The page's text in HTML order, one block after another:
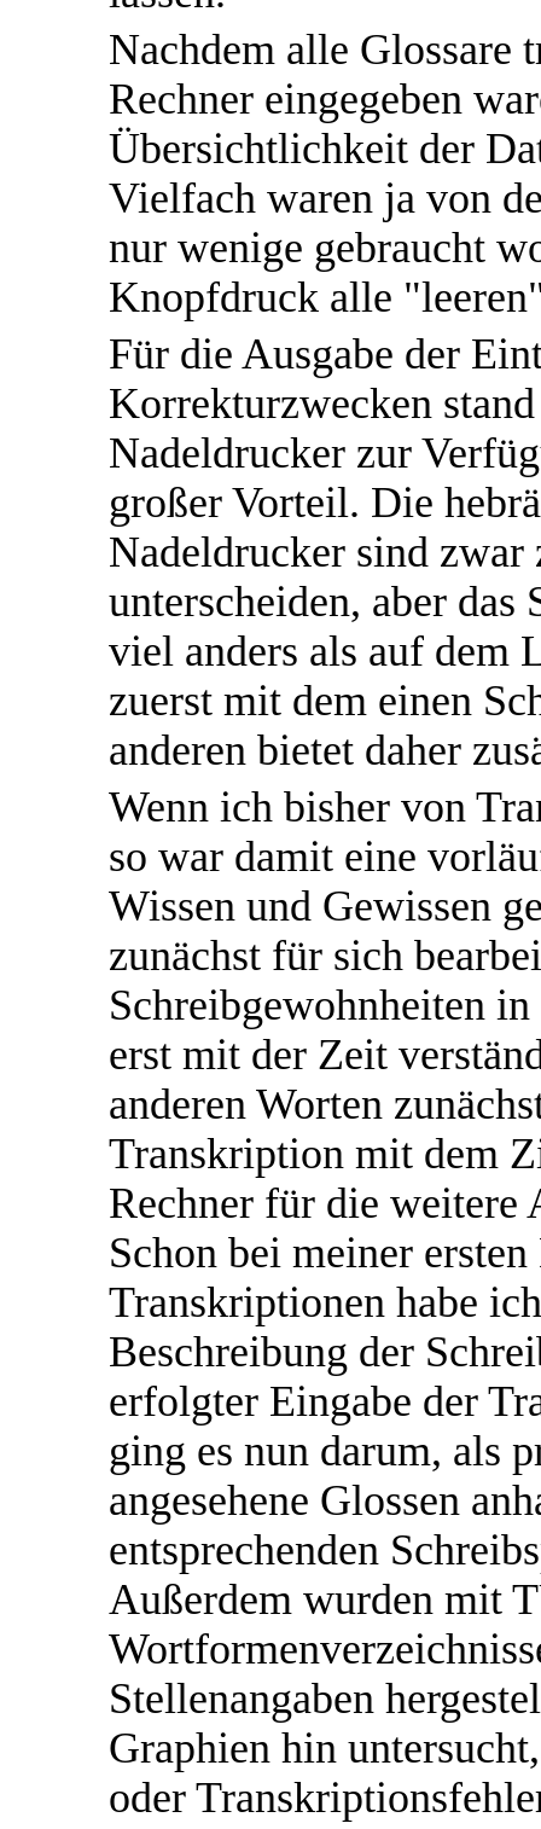
Nachdem alle Glossare
Rechner eingegeben
Übersichtlichkeit der
Vielfach waren ja von
nur wenige gebraucht
Knopfdruck alle
Für die Ausgabe der
Korrekturzwecken
Nadeldrucker zur
großer Vorteil. Die
Nadeldrucker sind
unterscheiden, aber
viel anders als auf dem
zuerst mit dem einen
anderen bietet daher
Wenn ich bisher von
so war damit eine
Wissen und Gewissen
zunächst für sich
Schreibgewohnheiten
erst mit der Zeit
anderen Worten
Transkription mit dem
Rechner für die weitere
Schon bei meiner
Transkriptionen habe
Beschreibung der
erfolgter Eingabe der
ging es nun darum, als
angesehene Glossen
entsprechenden
Außerdem wurden mit
Stellenangaben
Graphien hin
oder